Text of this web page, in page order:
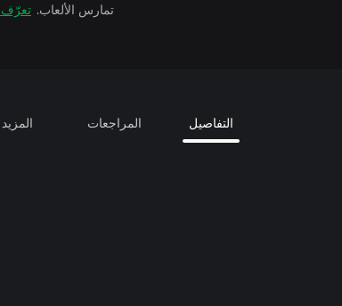
تمارس الألعاب. تعرّف
التفاصيل المراجعات المزيد